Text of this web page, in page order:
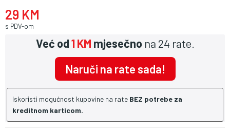
29 KM
s PDV-om
Već od1 KM mjesečno na 24 rate.
Naruči na rate sada!
Iskoristi mogućnost kupovine na rate BEZ potrebe za
kreditnom karticom.